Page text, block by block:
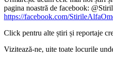
pagina noastră de facebook:
https://facebook.com/
Click pentru alte știri și reportaje
Vizitează-ne, uite toate locurile